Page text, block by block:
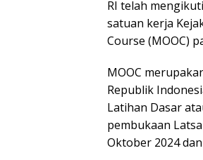
RI telah
satuan kerja
Course (MOOC)
MOOC
Republik
Latihan Dasar
pembukaan
Oktober 2024